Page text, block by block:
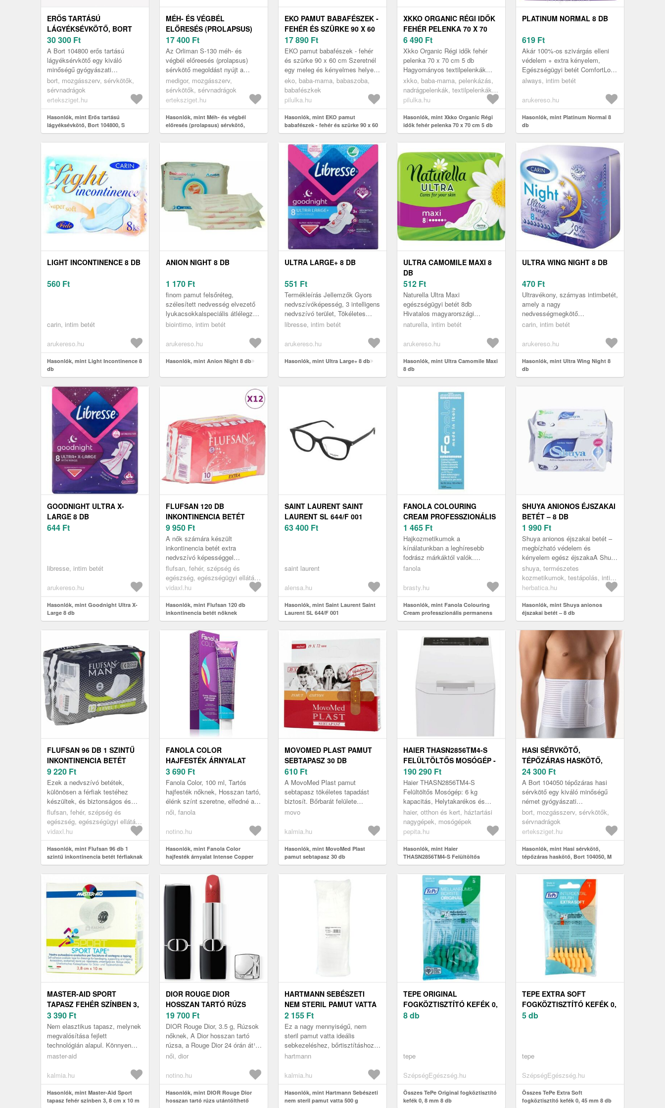
ERŐS TARTÁSÚ
LÁGYÉKSÉVKÖTŐ, BORT
104800, S
30 300 Ft
A Bort 104800 erős tartású
lágyéksérvkötő egy kiváló
minőségű gyógyászati
segédeszköz, amely célzott
megoldást kínál azok számára,
akik lágyéksérvv...
bort, mozgásszerv, sérvkötők,
sérvnadrágok
erteksziget.hu
Hasonlók, mint Erős tartású
lágyéksévkötő, Bort 104800, S
MÉH- ÉS VÉGBÉL
ELŐRESÉS (PROLAPSUS)
SÉRVKÖTŐ, ORLIMAN S-130
17 400 Ft
Az Orliman S-130 méh- és
végbél előreesés (prolapsus)
sérvkötő megoldást nyújt a
kismedencei szervek
süllyedéséből adódó
problémákra, melyek gyakra...
medigor, mozgásszerv,
sérvkötők, sérvnadrágok
erteksziget.hu
Hasonlók, mint Méh- és végbél
előresés (prolapsus) sérvkötő,
Orliman S-130
EKO PAMUT BABAFÉSZEK -
FEHÉR ÉS SZÜRKE 90 X 60
CM
17 890 Ft
EKO pamut babafészek - fehér
és szürke 90 x 60 cm Szeretnél
egy meleg és kényelmes helyet
ahol a baba biztonságban érzi
magát? A Z.P.U. EKO Zofia K...
eko, baba-mama, babaszoba,
babafészkek
pilulka.hu
Hasonlók, mint EKO pamut
babafészek - fehér és szürke 90 x 60
cm
XKKO ORGANIC RÉGI IDŐK
FEHÉR PELENKA 70 X 70
CM 5 DB
6 490 Ft
Xkko Organic Régi idők fehér
pelenka 70 x 70 cm 5 db
Hagyományos textilpelenkák
biopamutból, a legnagyobb
tömeggel az európai piacon.
Fehér szövetp...
xkko, baba-mama, pelenkázás,
nadrágpelenkák, textilpelenkák,
pamut pelenkák
pilulka.hu
Hasonlók, mint Xkko Organic Régi
idők fehér pelenka 70 x 70 cm 5 db
PLATINUM NORMAL 8 DB
619 Ft
Akár 100%-os szivárgás elleni
védelem + extra kényelem,
Egészségügyi betét ComfortLock
szárnyakkal a jobb illeszkedés
always, intim betét
arukereso.hu
Hasonlók, mint Platinum Normal 8
db
LIGHT INCONTINENCE 8 DB
560 Ft
carin, intim betét
arukereso.hu
Hasonlók, mint Light Incontinence 8
db
ANION NIGHT 8 DB
1 170 Ft
finom pamut felsőréteg,
szélesített nedvesség elvezető
lyukacsokkalspeciális átlélegző
szerkeszettel ésparfümmentes
technológiávalbeépí...
biointimo, intim betét
arukereso.hu
Hasonlók, mint Anion Night 8 db
ULTRA LARGE+ 8 DB
551 Ft
Termékleírás Jellemzők Gyors
nedvszívóképesség, 3 intelligens
nedvszívó terület, Tökéletes
illeszkedés, Egyesével
csomagolóanya...
libresse, intim betét
arukereso.hu
Hasonlók, mint Ultra Large+ 8 db
ULTRA CAMOMILE MAXI 8
DB
512 Ft
Naturella Ultra Maxi
egészségügyi betét 8db
Hivatalos magyarországi
forgalmazótól. Leírás: Élvezze a
kombinációját a n...
naturella, intim betét
arukereso.hu
Hasonlók, mint Ultra Camomile Maxi
8 db
ULTRA WING NIGHT 8 DB
470 Ft
Ultravékony, szárnyas intimbetét,
amely a nagy
nedvességmegkötő
tulajdonságával garantálja a
biztonságot. Kialakításából a...
carin, intim betét
arukereso.hu
Hasonlók, mint Ultra Wing Night 8
db
GOODNIGHT ULTRA X-
LARGE 8 DB
644 Ft
libresse, intim betét
arukereso.hu
Hasonlók, mint Goodnight Ultra X-
Large 8 db
FLUFSAN 120 DB
INKONTINENCIA BETÉT
NŐKNEK
9 950 Ft
A nők számára készült
inkontinencia betét extra
nedvszívó képességgel
rendelkezik, így védelmet és
biztonságot nyújt.
flufsan, fehér, szépség és
egészség, egészségügyi ellátás,
inkontinencia segédeszközök
vidaxl.hu
Hasonlók, mint Flufsan 120 db
inkontinencia betét nőknek
SAINT LAURENT SAINT
LAURENT SL 644/F 001
63 400 Ft
saint laurent
alensa.hu
Hasonlók, mint Saint Laurent Saint
Laurent SL 644/F 001
FANOLA COLOURING
CREAM PROFESSZIONÁLIS
PERMANENS HAJSZÍN 6.44
100 ML
1 465 Ft
Hajkozmetikumok a
kínálatunkban a leghíresebb
fodrász márkáktól valók.
Hajfestés a Fanola márkától
létrehozva - minden haj...
fanola
brasty.hu
Hasonlók, mint Fanola Colouring
Cream professzionális permanens
hajszín 6.44 100 ml
SHUYA ANIONOS ÉJSZAKAI
BETÉT – 8 DB
1 990 Ft
Shuya anionos éjszakai betét –
megbízható védelem és
kényelem egész éjszakaA Shuya
anionos éjszakai betétet
kifejezetten éjszakai használatra,
vala...
shuya, természetes
kozmetikumok, testápolás, intim
higiénia
herbatica.hu
Hasonlók, mint Shuya anionos
éjszakai betét – 8 db
FLUFSAN 96 DB 1 SZINTŰ
INKONTINENCIA BETÉT
FÉRFIAKNAK
9 220 Ft
Ezek a nedvszívó betétek,
különösen a férfiak testéhez
készültek, és biztonságos és
diszkrét védelmet nyújtanak.
flufsan, fehér, szépség és
egészség, egészségügyi ellátás,
inkontinencia segédeszközök
vidaxl.hu
Hasonlók, mint Flufsan 96 db 1
szintű inkontinencia betét férfiaknak
FANOLA COLOR
HAJFESTÉK ÁRNYALAT
INTENSE COPPER 6.44 100
ML
3 690 Ft
Fanola Color, 100 ml, Tartós
hajfesték nőknek, Hosszan tartó,
élénk színt szeretne, elfedné az
ősz hajszálakat vagy teljesen
női, fanola
notino.hu
Hasonlók, mint Fanola Color
hajfesték árnyalat Intense Copper
6.44 100 ml
MOVOMED PLAST PAMUT
SEBTAPASZ 30 DB
610 Ft
A MovoMed Plast pamut
sebtapasz tökéletes tapadást
biztosít. Bőrbarát felülete
fertőtlenítő hatású oldattal
movo
kalmia.hu
Hasonlók, mint MovoMed Plast
pamut sebtapasz 30 db
HAIER THASN2856TM4-S
FELÜLTÖLTŐS MOSÓGÉP -
FEHÉR
190 290 Ft
Haier THASN2856TM4-S
Felültöltős Mosógép: 6 kg
kapacitás, Helytakarékos és
Intelligens Tisztítás 🧺 Ez a
Haier felültöltős mosógép a
tökéletes válas...
haier, otthon és kert, háztartási
nagygépek, mosógépek
pepita.hu
Hasonlók, mint Haier
THASN2856TM4-S Felültöltős
Mosógép - Fehér
HASI SÉRVKÖTŐ,
TÉPŐZÁRAS HASKÖTŐ,
BORT 104050, M
24 300 Ft
A Bort 104050 tépőzáras hasi
sérvkötő egy kiváló minőségű
német gyógyászati
segédeszköz, amely kifejezetten
azok számára készült, akik hasi
műtétek...
bort, mozgásszerv, sérvkötők,
sérvnadrágok
erteksziget.hu
Hasonlók, mint Hasi sérvkötő,
tépőzáras haskötő, Bort 104050, M
MASTER-AID SPORT
TAPASZ FEHÉR SZÍNBEN 3,
8 CM X 10 M
3 390 Ft
Nem elasztikus tapasz, melynek
megvalósítása fejlett
technológián alapul. Könnyen
téphető, 100% viszkóz speciális
szakító-...
master-aid
kalmia.hu
Hasonlók, mint Master-Aid Sport
tapasz fehér színben 3, 8 cm x 10 m
DIOR ROUGE DIOR
HOSSZAN TARTÓ RÚZS
UTÁNTÖLTHETŐ ÁRNYALAT
644 SYDNEY SATIN 3.5 G
19 700 Ft
DIOR Rouge Dior, 3.5 g, Rúzsok
nőknek, A Dior hosszan tartó
rúzsa, a Rouge Dior 24 órán át¹
nyújt komfortérzetet az ajkaknak
női, dior
notino.hu
Hasonlók, mint DIOR Rouge Dior
hosszan tartó rúzs utántölthető
HARTMANN SEBÉSZETI
NEM STERIL PAMUT VATTA
500 G
2 155 Ft
Ez a nagy mennyiségű, nem
steril pamut vatta ideális
sebkezeléshez, bőrtisztításhoz
és egyéb higiéniai célokra.
nedvszívásra és...
hartmann
kalmia.hu
Hasonlók, mint Hartmann Sebészeti
nem steril pamut vatta 500 g
TEPE ORIGINAL
FOGKÖZTISZTÍTÓ KEFÉK 0,
8 MM 8 DB
8 db
tepe
SzépségEgészség.hu
Összes TePe Original fogköztisztító
kefék 0, 8 mm 8 db
TEPE EXTRA SOFT
FOGKÖZTISZTÍTÓ KEFÉK 0,
45 MM 8 DB
5 db
tepe
SzépségEgészség.hu
Összes TePe Extra Soft
fogköztisztító kefék 0, 45 mm 8 db